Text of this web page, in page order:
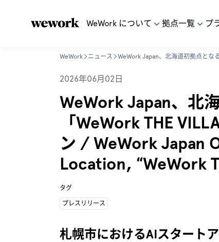
WeWork について 拠点一覧 プ
WeWork ニュース
2026年06月02日
WeWork Japan、北
「WeWork THE
ン / WeWork Japan
Location, “WeWork
タグ
プレスリリース
札幌市におけるAIスタート